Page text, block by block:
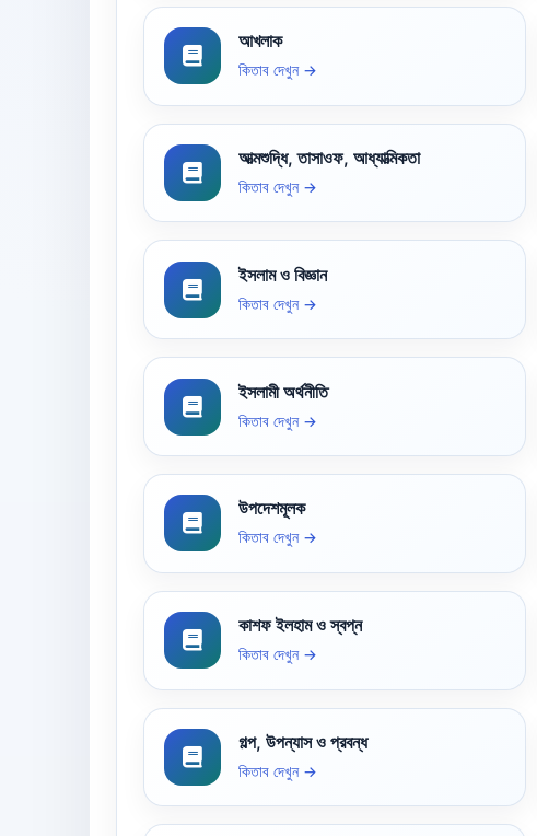
আখলাক
কিতাব দেখুন →
আত্মশুদ্ধি, তাসাওফ, আধ্যাত্মিকতা
কিতাব দেখুন →
ইসলাম ও বিজ্ঞান
কিতাব দেখুন →
ইসলামী অর্থনীতি
কিতাব দেখুন →
উপদেশমূলক
কিতাব দেখুন →
কাশফ ইলহাম ও স্বপ্ন
কিতাব দেখুন →
গল্প, উপন্যাস ও প্রবন্ধ
কিতাব দেখুন →